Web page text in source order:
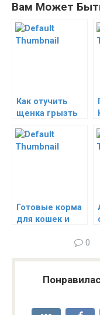
Вам Может
Как отучить
щенка грызть
Готовые корма
для кошек и
0